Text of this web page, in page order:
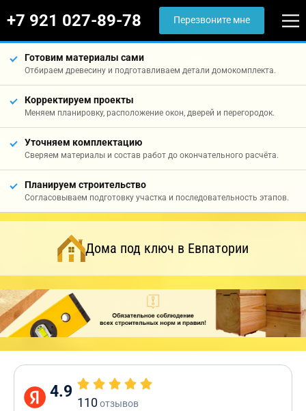
+7 921 027-89-78 Перезвоните мне
Готовим материалы сами
Отбираем древесину и подготавливаем детали домокомплекта.
Корректируем проекты
Меняем планировку, расположение окон, дверей и перегородок.
Уточняем комплектацию
Сверяем материалы и состав работ до окончательного расчёта.
Планируем строительство
Согласовываем подготовку участка и последовательность этапов.
Дома под ключ в Евпатории
4.9
110отзывов